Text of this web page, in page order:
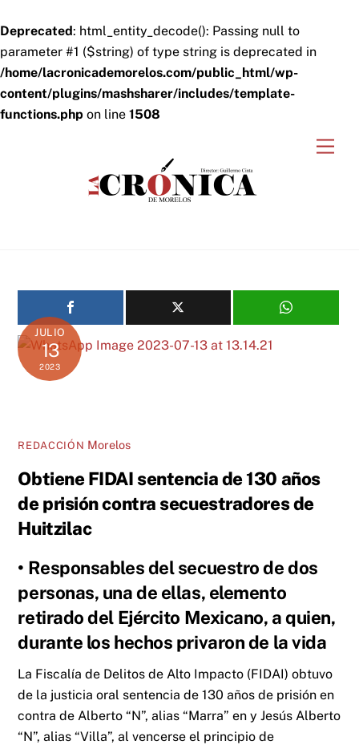
Deprecated: html_entity_decode(): Passing null to
parameter #1 ($string) of type string is deprecated in
/home/lacronicademorelos.com/public_html/wp-
content/plugins/mashsharer/includes/template-
functions.php on line 1508
JULIO
13
2023
REDACCIÓN Morelos
Obtiene FIDAI sentencia de 130 años
de prisión contra secuestradores de
Huitzilac
• Responsables del secuestro de dos
personas, una de ellas, elemento
retirado del Ejército Mexicano, a quien,
durante los hechos privaron de la vida
La Fiscalía de Delitos de Alto Impacto (FIDAI) obtuvo
de la justicia oral sentencia de 130 años de prisión en
contra de Alberto “N”, alias “Marra” en y Jesús Alberto
“N”, alias “Villa”, al vencerse el principio de